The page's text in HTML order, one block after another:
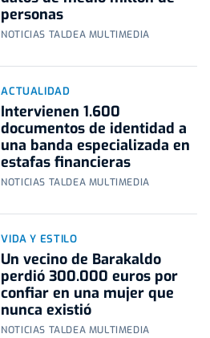
personas
NOTICIAS TALDEA MULTIMEDIA
ACTUALIDAD
Intervienen 1.600
documentos de identidad a
una banda especializada en
estafas financieras
NOTICIAS TALDEA MULTIMEDIA
VIDA Y ESTILO
Un vecino de Barakaldo
perdió 300.000 euros por
confiar en una mujer que
nunca existió
NOTICIAS TALDEA MULTIMEDIA